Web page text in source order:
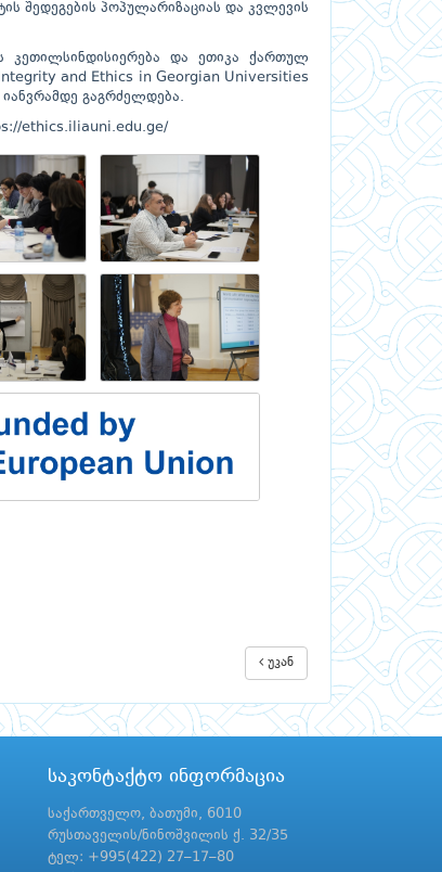
შედეგების პოპულარიზაციას და კვლევის
კეთილსინდისიერება და ეთიკა ქართულ
and Ethics in Georgian Universities
გაგრძელდება.
ethics.iliauni.edu.ge/
უკან
საკონტაქტო ინფორმაცია
საქართველო, ბათუმი, 6010
რუსთაველის/ნინოშვილის ქ. 32/35
ტელ: +995(422) 27–17–80